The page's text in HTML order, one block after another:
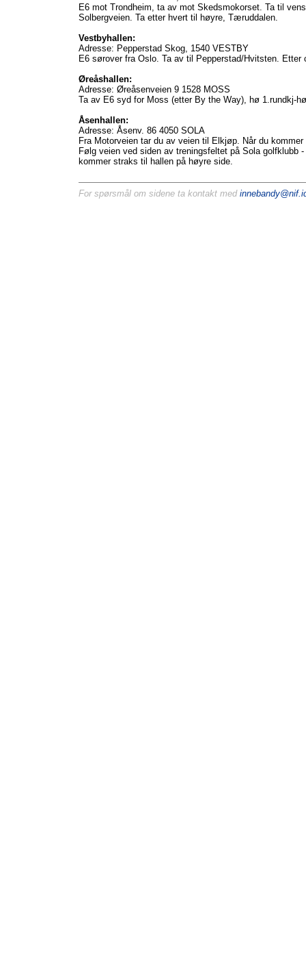
E6 mot Trondheim, ta av mot Skedsmokorset. Ta til
Solbergveien. Ta etter hvert til høyre, Tæruddalen.
Vestbyhallen:
Adresse: Pepperstad Skog, 1540 VESTBY
E6 sørover fra Oslo. Ta av til Pepperstad/Hvitsten.
Øreåshallen:
Adresse: Øreåsenveien 9 1528 MOSS
Ta av E6 syd for Moss (etter By the Way), hø 1.rundkj-
Åsenhallen:
Adresse: Åsenv. 86 4050 SOLA
Fra Motorveien tar du av veien til Elkjøp. Når du
Følg veien ved siden av treningsfeltet på Sola golfklubb
kommer straks til hallen på høyre side.
For spørsmål om sidene ta kontakt med